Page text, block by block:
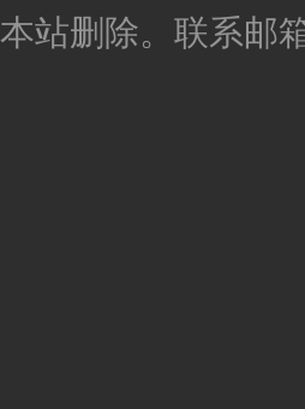
本站删除。联系邮